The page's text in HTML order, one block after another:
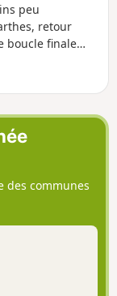
peu
retour
boucle finale
visite
des communes